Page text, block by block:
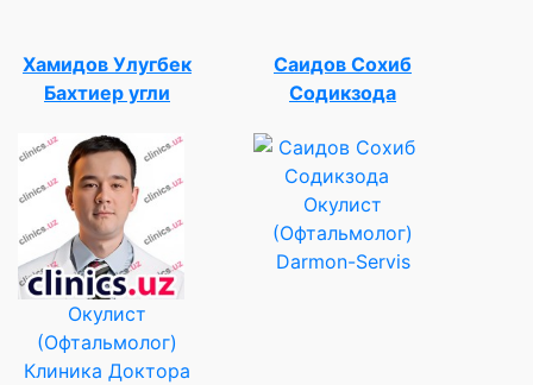
Хамидов Улугбек
Бахтиер угли
Окулист
(Офтальмолог)
Клиника Доктора
Саидов Сохиб
Содикзода
Окулист
(Офтальмолог)
Darmon-Servis